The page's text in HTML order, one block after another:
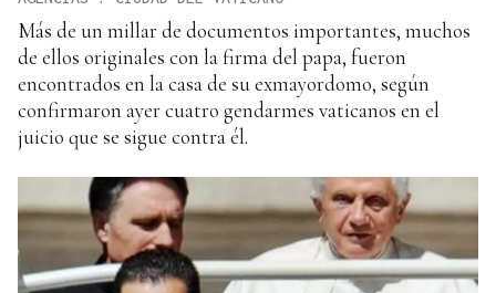
Más de un millar de documentos importantes, muchos
de ellos originales con la firma del papa, fueron
encontrados en la casa de su exmayordomo, según
confirmaron ayer cuatro gendarmes vaticanos en el
juicio que se sigue contra él.